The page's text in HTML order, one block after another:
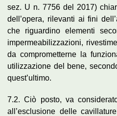
sez. U n. 7756 del 2017)
dell’opera, rilevanti ai fini
che riguardino elementi
impermeabilizzazioni,
da comprometterne la
utilizzazione del bene,
quest’ultimo.
7.2. Ciò posto, va
all’esclusione delle